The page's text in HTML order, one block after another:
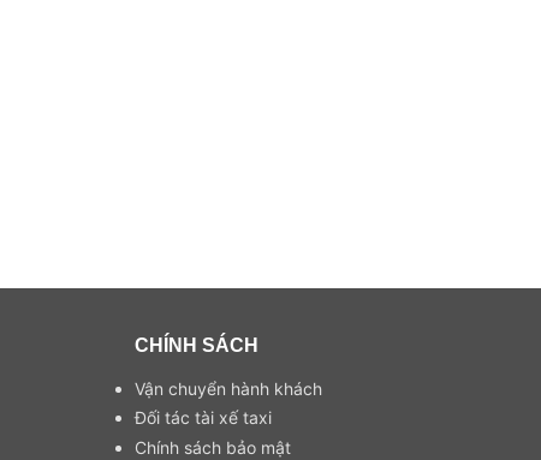
CHÍNH SÁCH
Vận chuyển hành khách
Đối tác tài xế taxi
Chính sách bảo mật